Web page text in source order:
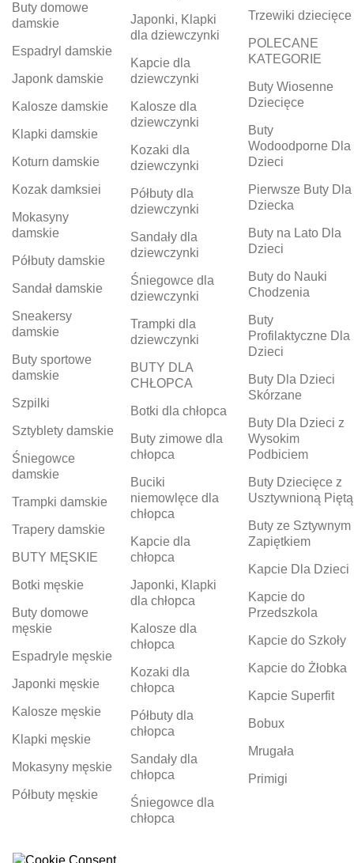
Buty domowe
damskie
Espadryl damskie
Japonk damskie
Kalosze damskie
Klapki damskie
Koturn damskie
Kozak damksiei
Mokasyny
damskie
Półbuty damskie
Sandał damskie
Sneakersy
damskie
Buty sportowe
damskie
Szpilki
Sztyblety damskie
Śniegowce
damskie
Trampki damskie
Trapery damskie
BUTY MĘSKIE
Botki męskie
Buty domowe
męskie
Espadryle męskie
Japonki męskie
Kalosze męskie
Klapki męskie
Mokasyny męskie
Półbuty męskie
Japonki, Klapki
dla dziewczynki
Kapcie dla
dziewczynki
Kalosze dla
dziewczynki
Kozaki dla
dziewczynki
Półbuty dla
dziewczynki
Sandały dla
dziewczynki
Śniegowce dla
dziewczynki
Trampki dla
dziewczynki
BUTY DLA
CHŁOPCA
Botki dla chłopca
Buty zimowe dla
chłopca
Buciki
niemowlęce dla
chłopca
Kapcie dla
chłopca
Japonki, Klapki
dla chłopca
Kalosze dla
chłopca
Kozaki dla
chłopca
Półbuty dla
chłopca
Sandały dla
chłopca
Śniegowce dla
chłopca
Trzewiki dziecięce
POLECANE
KATEGORIE
Buty Wiosenne
Dziecięce
Buty
Wodoodporne Dla
Dzieci
Pierwsze Buty Dla
Dziecka
Buty na Lato Dla
Dzieci
Buty do Nauki
Chodzenia
Buty
Profilaktyczne Dla
Dzieci
Buty Dla Dzieci
Skórzane
Buty Dla Dzieci z
Wysokim
Podbiciem
Buty Dziecięce z
Usztywnioną Piętą
Buty ze Sztywnym
Zapiętkiem
Kapcie Dla Dzieci
Kapcie do
Przedszkola
Kapcie do Szkoły
Kapcie do Żłobka
Kapcie Superfit
Bobux
Mrugała
Primigi